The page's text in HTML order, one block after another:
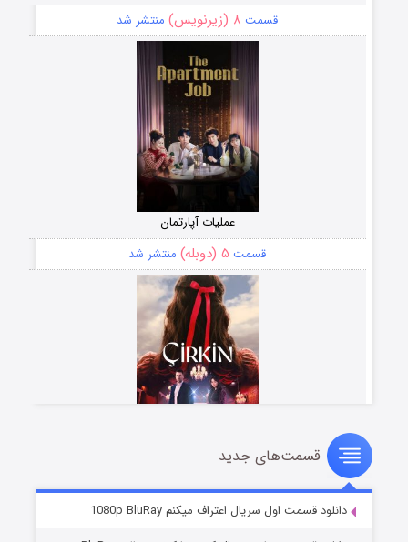
قسمت ۸ (زیرنویس) منتشر شد
عملیات آپارتمان
قسمت ۵ (دوبله) منتشر شد
سریال زشت
قسمت۲ (زیرنویس) منتشر شد
قسمت‌های جدید
دانلود قسمت اول سریال اعتراف میکنم 1080p BluRay